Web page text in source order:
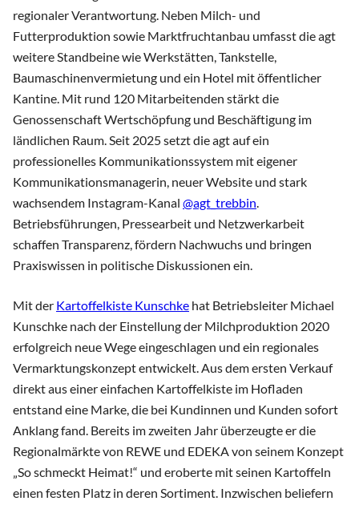
regionaler Verantwortung. Neben Milch- und
Futterproduktion sowie Marktfruchtanbau umfasst die agt
weitere Standbeine wie Werkstätten, Tankstelle,
Baumaschinenvermietung und ein Hotel mit öffentlicher
Kantine. Mit rund 120 Mitarbeitenden stärkt die
Genossenschaft Wertschöpfung und Beschäftigung im
ländlichen Raum. Seit 2025 setzt die agt auf ein
professionelles Kommunikationssystem mit eigener
Kommunikationsmanagerin, neuer Website und stark
wachsendem Instagram-Kanal @agt_trebbin.
Betriebsführungen, Pressearbeit und Netzwerkarbeit
schaffen Transparenz, fördern Nachwuchs und bringen
Praxiswissen in politische Diskussionen ein.
Mit der Kartoffelkiste Kunschke hat Betriebsleiter Michael
Kunschke nach der Einstellung der Milchproduktion 2020
erfolgreich neue Wege eingeschlagen und ein regionales
Vermarktungskonzept entwickelt. Aus dem ersten Verkauf
direkt aus einer einfachen Kartoffelkiste im Hofladen
entstand eine Marke, die bei Kundinnen und Kunden sofort
Anklang fand. Bereits im zweiten Jahr überzeugte er die
Regionalmärkte von REWE und EDEKA von seinem Konzept
„So schmeckt Heimat!“ und eroberte mit seinen Kartoffeln
einen festen Platz in deren Sortiment. Inzwischen beliefern